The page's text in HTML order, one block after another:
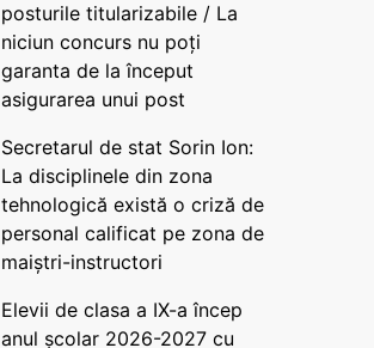
posturile titularizabile / La
niciun concurs nu poți
garanta de la început
asigurarea unui post
Secretarul de stat Sorin Ion:
La disciplinele din zona
tehnologică există o criză de
personal calificat pe zona de
maiștri-instructori
Elevii de clasa a IX-a încep
anul școlar 2026-2027 cu